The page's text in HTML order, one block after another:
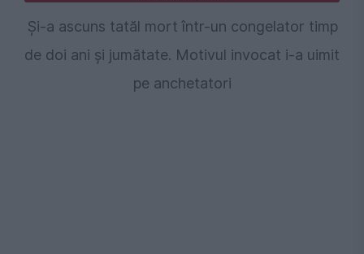
Și-a ascuns tatăl mort într-un congelator timp
de doi ani și jumătate. Motivul invocat i-a uimit
pe anchetatori